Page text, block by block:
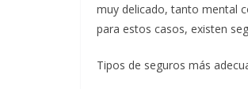
muy delicado, tanto mental
para estos casos, existen
Tipos de seguros más